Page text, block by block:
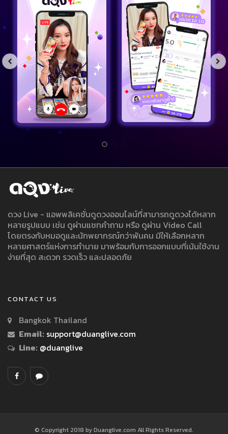
ดวง Live - แอพพลิเคชั่นดูดวงออนไลน์ที่สามารถดูดวงได้หลาก
หลายรูปแบบ เช่น ดูผ่านแชทคำถาม หรือ ดูผ่าน Video Call
โดยตรงกับหมอดูและนักพยากรณ์กว่าพันคน มีให้เลือกหลาก
หลายศาสตร์แห่งการทำนาย มาพร้อมกับการออกแบบที่เน้นใช้งาน
ง่ายที่สุด สะดวก รวดเร็ว และปลอดภัย
CONTACT US
Bangkok Thailand
Email: support@duanglive.com
Line: @duanglive
© Copyright 2018 by Duanglive.com All Rights Reserved.